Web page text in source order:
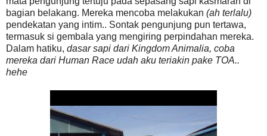
bagian belakang. Mereka mencoba melakukan (ah terlalu)
pendekatan yang intim.. Sontak pengunjung pun tertawa,
termasuk si gembala yang mengiring perpindahan mereka.
Dalam hatiku, dasar sapi dari Kingdom Animalia, coba
mereka dari Human Race udah aku teriakin pake TOA..
hehe